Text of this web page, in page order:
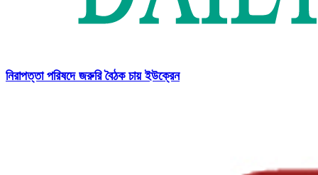
নিরাপত্তা পরিষদে জরুরি বৈঠক চায় ইউক্রেন